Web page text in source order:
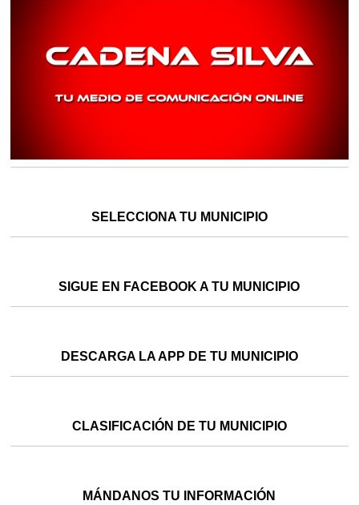
SELECCIONA TU MUNICIPIO
SIGUE EN FACEBOOK A TU MUNICIPIO
DESCARGA LA APP DE TU MUNICIPIO
CLASIFICACIÓN DE TU MUNICIPIO
MÁNDANOS TU INFORMACIÓN